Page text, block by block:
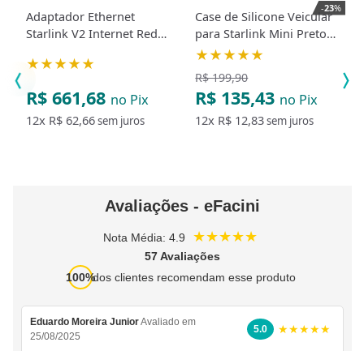
Adaptador Ethernet
Starlink V2 Internet Rede
★★★★★
R$ 661,68 no Pix
12x R$ 62,66sem juros
-23%
Case de Silicone Veicular
para Starlink Mini Preto
AS-C01
★★★★★
R$ 199,90
R$ 135,43 no Pix
12x R$ 12,83sem juros
Avaliações - eFacini
Nota Média: 4.9 ★★★★★
57 Avaliações
100%dos clientes recomendam esse produto
Eduardo Moreira JuniorAvaliado em
25/08/2025
5.0 ★★★★★